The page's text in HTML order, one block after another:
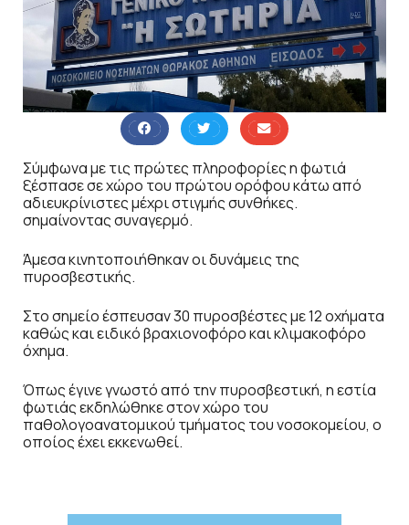
Σύμφωνα με τις πρώτες πληροφορίες η φωτιά
ξέσπασε σε χώρο του πρώτου ορόφου κάτω από
αδιευκρίνιστες μέχρι στιγμής συνθήκες.
σημαίνοντας συναγερμό.
Άμεσα κινητοποιήθηκαν οι δυνάμεις της
πυροσβεστικής.
Στο σημείο έσπευσαν 30 πυροσβέστες με 12 οχήματα
καθώς και ειδικό βραχιονοφόρο και κλιμακοφόρο
όχημα.
Όπως έγινε γνωστό από την πυροσβεστική, η εστία
φωτιάς εκδηλώθηκε στον χώρο του
παθολογοανατομικού τμήματος του νοσοκομείου, ο
οποίος έχει εκκενωθεί.